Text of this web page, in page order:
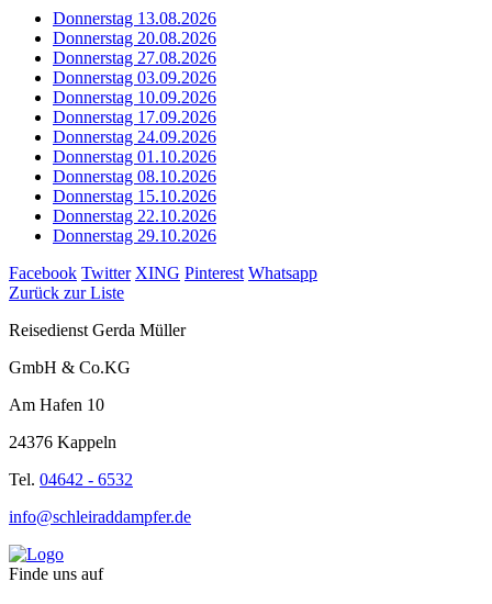
Donnerstag 13.08.2026
Donnerstag 20.08.2026
Donnerstag 27.08.2026
Donnerstag 03.09.2026
Donnerstag 10.09.2026
Donnerstag 17.09.2026
Donnerstag 24.09.2026
Donnerstag 01.10.2026
Donnerstag 08.10.2026
Donnerstag 15.10.2026
Donnerstag 22.10.2026
Donnerstag 29.10.2026
Facebook Twitter XING Pinterest Whatsapp
Zurück zur Liste
Reisedienst Gerda Müller
GmbH & Co.KG
Am Hafen 10
24376 Kappeln
Tel. 04642 - 6532
info@schleiraddampfer.de
Finde uns auf